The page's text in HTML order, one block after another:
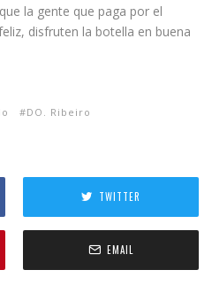
la gente que paga por el
disfruten la botella en buena
DO. Ribeiro
TWITTER
EMAIL